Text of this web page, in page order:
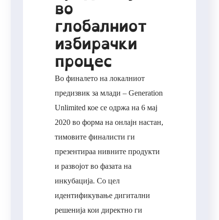
глобалниот
избирачки
процес
Во финалето на локалниот
предизвик за млади – Generation
Unlimited кое се одржа на 6 мај
2020 во форма на онлајн настан,
тимовите финалисти ги
презентираа нивните продукти
и развојот во фазата на
инкубација. Со цел
идентификување дигитални
решенија кои директно ги